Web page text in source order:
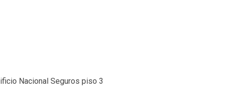
Nacional Seguros piso 3